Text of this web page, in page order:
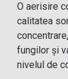
O aerisire
calitatea
fungilor și
nivelul de